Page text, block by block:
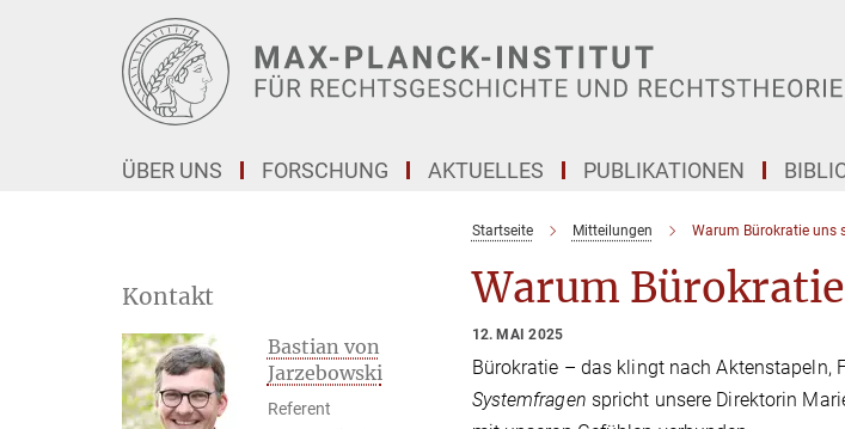
ÜBER UNS FORSCHUNG AKTUELLES PUBLIKATIONEN
Startseite Mitteilungen Warum Bürokratie uns
Warum
12. MAI 2025
Bürokratie – das klingt nach Aktenstapeln,
Systemfragen spricht unsere Direktorin
Kontakt
Bastian von
Jarzebowski
Referent